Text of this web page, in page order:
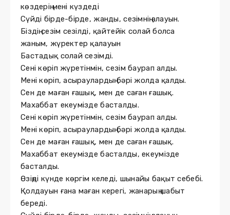
көздерің мені күздеді
Сүйді бірде-бірде, жанды, сезімнің алауын.
Біздің сезім сезілді, қайтейік солай болса
жаным, жүректер қалауын
Бастадық солай сезімді.
Сені көріп жүретінмін, сезім баурап алды.
Мені көріп, асыраулардың бәрі жолда қалды.
Сен де маған ғашық, мен де саған ғашық.
Махаббат екеумізде басталды.
Сені көріп жүретінмін, сезім баурап алды.
Мені көріп, асыраулардың бәрі жолда қалды.
Сен де маған ғашық, мен де саған ғашық.
Махаббат екеумізде басталды, екеумізде
басталды.
Өзіңді күнде көргім келеді, шынайы бақыт себебі.
Қолдауын ғана маған керегі, жанарың шабыт
береді.